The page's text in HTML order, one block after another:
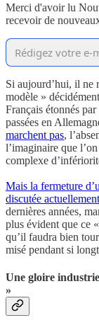
Merci d'avoir lu
recevoir de
Si aujourd’hui, il ne
modèle »
Français étonnés
passées en
marchent pas,
l’imaginaire que
complexe
Mais la fermeture
discutée actuellement
dernières années,
plus évident que ce
qu’il faudra bien
misé pendant si
Une gloire
»